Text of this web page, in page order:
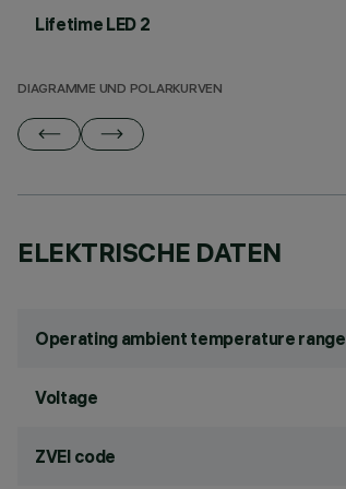
Lifetime LED 2
DIAGRAMME UND POLARKURVEN
ELEKTRISCHE DATEN
Operating ambient temperature range
Voltage
ZVEI code